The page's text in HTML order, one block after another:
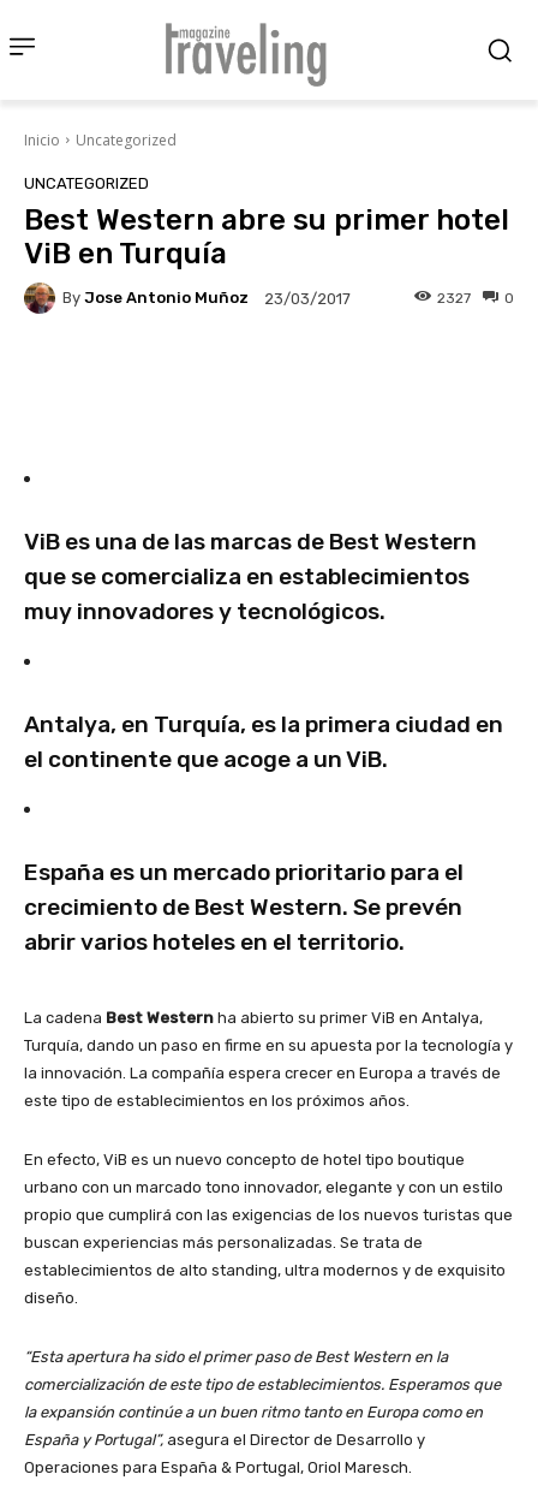
Inicio Uncategorized
UNCATEGORIZED
Best Western abre su primer hotel
ViB en Turquía
By Jose Antonio Muñoz 23/03/2017 0
2327
ViB es una de las marcas de Best Western
que se comercializa en establecimientos
muy innovadores y tecnológicos.
Antalya, en Turquía, es la primera ciudad en
el continente que acoge a un ViB.
España es un mercado prioritario para el
crecimiento de Best Western. Se prevén
abrir varios hoteles en el territorio.
La cadena Best Western ha abierto su primer ViB en Antalya,
Turquía, dando un paso en firme en su apuesta por la tecnología y
la innovación. La compañía espera crecer en Europa a través de
este tipo de establecimientos en los próximos años.
En efecto, ViB es un nuevo concepto de hotel tipo boutique
urbano con un marcado tono innovador, elegante y con un estilo
propio que cumplirá con las exigencias de los nuevos turistas que
buscan experiencias más personalizadas. Se trata de
establecimientos de alto standing, ultra modernos y de exquisito
diseño.
“Esta apertura ha sido el primer paso de Best Western en la
comercialización de este tipo de establecimientos. Esperamos que
la expansión continúe a un buen ritmo tanto en Europa como en
España y Portugal”, asegura el Director de Desarrollo y
Operaciones para España & Portugal, Oriol Maresch.